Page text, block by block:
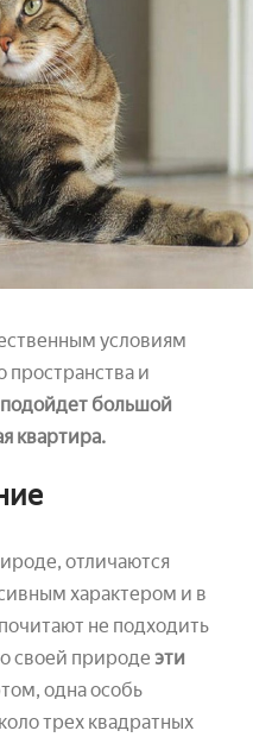
условиям
и
большой
квартира.
отличаются
характером и в
не подходить
своей природе эти
одна особь
трех квадратных